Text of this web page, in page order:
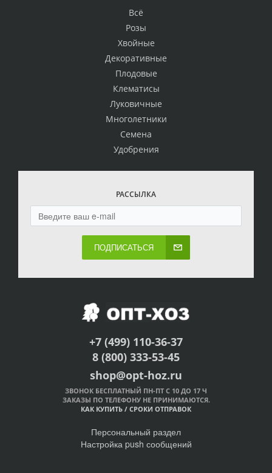
Всё
Розы
Хвойные
Декоративные
Плодовые
Клематисы
Луковичные
Многолетники
Семена
Удобрения
РАССЫЛКА
ПОДПИСАТЬСЯ
+7 (499) 110-36-37
8 (800) 333-53-45
shop@opt-hoz.ru
ЗВОНОК БЕСПЛАТНЫЙ ПН-ПТ С 10 ДО 17 Ч
ЗАКАЗЫ ПО ТЕЛЕФОНУ НЕ ПРИНИМАЮТСЯ.
КАК КУПИТЬ / СРОКИ ОТПРАВОК
Персональный раздел
Настройка push сообщений